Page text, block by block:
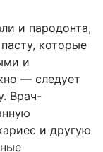
и пародонта,
которые
и
— следует
Врач-
и другую